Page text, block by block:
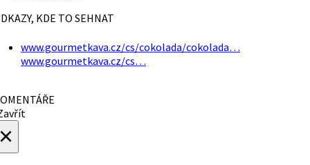
KDE TO SEHNAT
www.gourmetkava.cz/cs/cokolada/cokolada…
www.gourmetkava.cz/cs…